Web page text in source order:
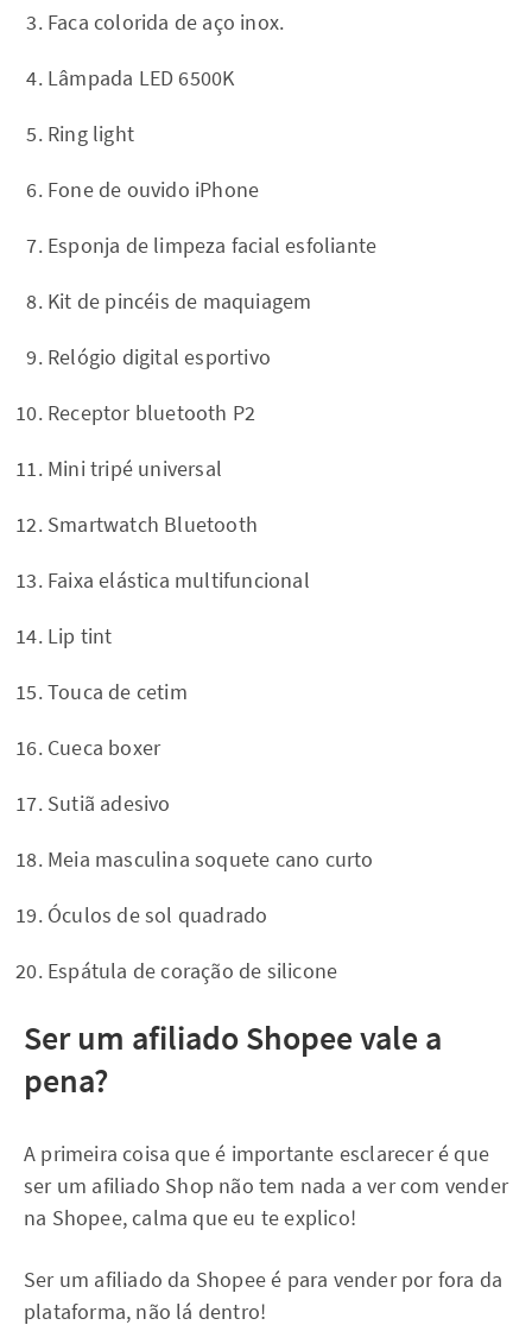
Faca colorida de aço inox.
Lâmpada LED 6500K
Ring light
Fone de ouvido iPhone
Esponja de limpeza facial esfoliante
Kit de pincéis de maquiagem
Relógio digital esportivo
Receptor bluetooth P2
Mini tripé universal
Smartwatch Bluetooth
Faixa elástica multifuncional
Lip tint
Touca de cetim
Cueca boxer
Sutiã adesivo
Meia masculina soquete cano curto
Óculos de sol quadrado
Espátula de coração de silicone
Ser um afiliado Shopee vale a
pena?
A primeira coisa que é importante esclarecer é que
ser um afiliado Shop não tem nada a ver com vender
na Shopee, calma que eu te explico!
Ser um afiliado da Shopee é para vender por fora da
plataforma, não lá dentro!